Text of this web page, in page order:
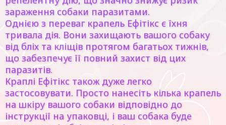
зараження собаки паразитами.
Однією з переваг крапель Ефітікс є їхня
тривала дія. Вони захищають вашого собаку
від бліх та кліщів протягом багатьох тижнів,
що забезпечує її повний захист від цих
паразитів.
Краплі Ефітікс також дуже легко
застосовувати. Просто нанесіть кілька крапель
на шкіру вашого собаки відповідно до
інструкції на упаковці, і ваш собака буде